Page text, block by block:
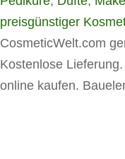
preisgünstiger
CosmeticWelt.com
Kostenlose
online kaufen.